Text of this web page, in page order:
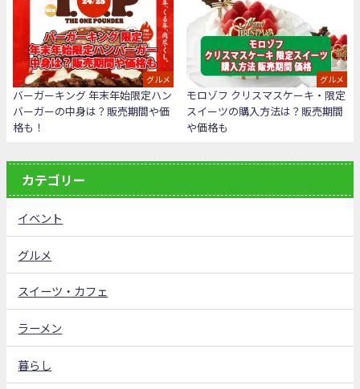
グルメ
バーガーキング 年末年始限定ハン
バーガーの中身は？販売期間や価
格も！
グルメ
モロゾフ クリスマスケーキ・限定
スイーツの購入方法は？販売期間
や価格も
カテゴリー
イベント
グルメ
スイーツ・カフェ
ラーメン
暮らし